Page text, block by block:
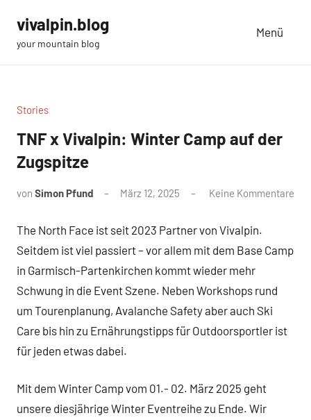
Inhalt
springen
vivalpin.blog
your mountain blog
Menü
Stories
TNF x Vivalpin: Winter Camp auf der
Zugspitze
von Simon Pfund März 12, 2025 Keine Kommentare
The North Face ist seit 2023 Partner von Vivalpin.
Seitdem ist viel passiert – vor allem mit dem Base Camp
in Garmisch-Partenkirchen kommt wieder mehr
Schwung in die Event Szene. Neben Workshops rund
um Tourenplanung, Avalanche Safety aber auch Ski
Care bis hin zu Ernährungstipps für Outdoorsportler ist
für jeden etwas dabei.
Mit dem Winter Camp vom 01.- 02. März 2025 geht
unsere diesjährige Winter Eventreihe zu Ende. Wir